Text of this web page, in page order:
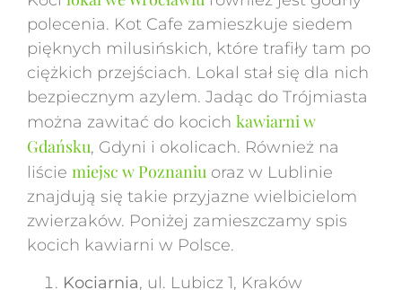
polecenia. Kot Cafe zamieszkuje siedem
pięknych milusińskich, które trafiły tam po
ciężkich przejściach. Lokal stał się dla nich
bezpiecznym azylem. Jadąc do Trójmiasta
można zawitać do kocich kawiarni w
Gdańsku, Gdyni i okolicach. Również na
liście miejsc w Poznaniu oraz w Lublinie
znajdują się takie przyjazne wielbicielom
zwierzaków. Poniżej zamieszczamy spis
kocich kawiarni w Polsce.
Kociarnia, ul. Lubicz 1, Kraków